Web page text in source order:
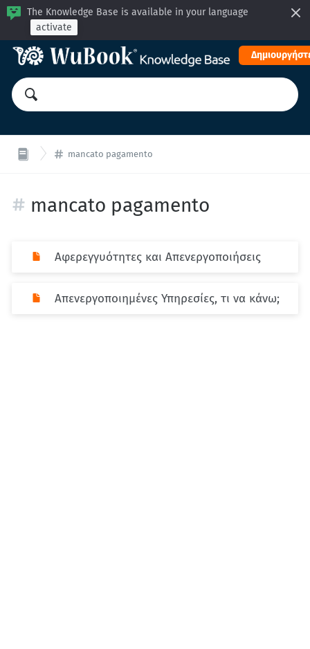
The Knowledge Base is available in your language
activate
mancato pagamento
mancato pagamento
Αφερεγγυότητες και Απενεργοποιήσεις
Απενεργοποιημένες Υπηρεσίες, τι να κάνω;